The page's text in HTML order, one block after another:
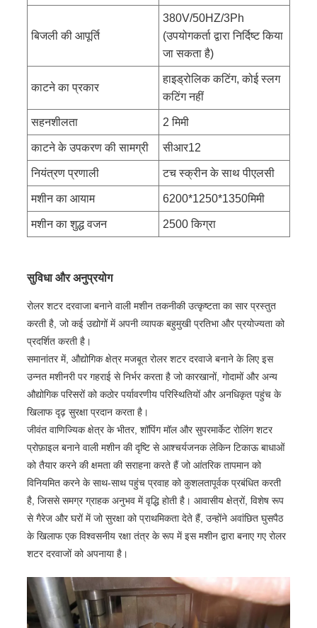
बिजली की आपूर्ति
380V/50HZ/3Ph
(उपयोगकर्ता द्वारा निर्दिष्ट किया
जा सकता है)
काटने का प्रकार
हाइड्रोलिक कटिंग, कोई स्लग
कटिंग नहीं
सहनशीलता 2 मिमी
काटने के उपकरण की सामग्री सीआर12
नियंत्रण प्रणाली टच स्क्रीन के साथ पीएलसी
मशीन का आयाम 6200*1250*1350मिमी
मशीन का शुद्ध वजन 2500 किग्रा
सुविधा और अनुप्रयोग
रोलर शटर दरवाजा बनाने वाली मशीन तकनीकी उत्कृष्टता का सार प्रस्तुत
करती है, जो कई उद्योगों में अपनी व्यापक बहुमुखी प्रतिभा और प्रयोज्यता को
प्रदर्शित करती है।
समानांतर में, औद्योगिक क्षेत्र मजबूत रोलर शटर दरवाजे बनाने के लिए इस
उन्नत मशीनरी पर गहराई से निर्भर करता है जो कारखानों, गोदामों और अन्य
औद्योगिक परिसरों को कठोर पर्यावरणीय परिस्थितियों और अनधिकृत पहुंच के
खिलाफ दृढ़ सुरक्षा प्रदान करता है।
जीवंत वाणिज्यिक क्षेत्र के भीतर, शॉपिंग मॉल और सुपरमार्केट रोलिंग शटर
प्रोफ़ाइल बनाने वाली मशीन की दृष्टि से आश्चर्यजनक लेकिन टिकाऊ बाधाओं
को तैयार करने की क्षमता की सराहना करते हैं जो आंतरिक तापमान को
विनियमित करने के साथ-साथ पहुंच प्रवाह को कुशलतापूर्वक प्रबंधित करती
है, जिससे समग्र ग्राहक अनुभव में वृद्धि होती है। आवासीय क्षेत्रों, विशेष रूप
से गैरेज और घरों में जो सुरक्षा को प्राथमिकता देते हैं, उन्होंने अवांछित घुसपैठ
के खिलाफ एक विश्वसनीय रक्षा तंत्र के रूप में इस मशीन द्वारा बनाए गए रोलर
शटर दरवाजों को अपनाया है।